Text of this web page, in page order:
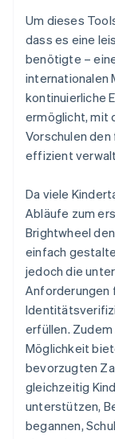
Um dieses
dass es eine
benötigte –
internationalen
kontinuierliche
ermöglicht, mit
Vorschulen
effizient
Da viele
Abläufe zum
Brightwheel
einfach
jedoch die
Anforderungen
erfüllen.
Möglichkeit
bevorzugten
gleichzeitig
unterstützen,
begannen,